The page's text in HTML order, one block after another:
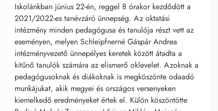
Iskolánkban június 22-én, reggel 8 órakor kezdődött a
2021/2022-es tanévzáró ünnepség. Az oktatási
intézmény minden pedagógusa és tanulója részt vett az
eseményen, melyen Schleipfnerné Gáspár Andrea
intézményvezető ünnepélyes keretek között átadta a
kitűnő tanulók számára az elismerő oklevelet. Azoknak a
pedagógusoknak és diákoknak is megköszönte odaadó
munkájukat, akik megyei és országos versenyeken
kiemelkedő eredményeket értek el. Külön köszöntötte